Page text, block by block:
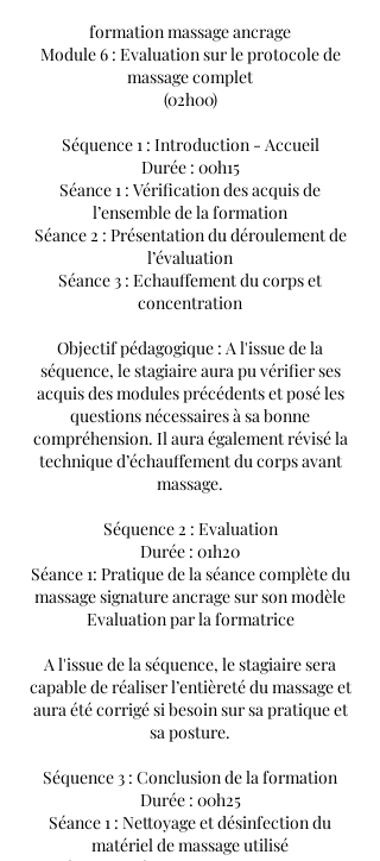
formation massage ancrage
Module 6 : Evaluation sur le protocole de
massage complet
(02h00)
Séquence 1 : Introduction - Accueil
Durée : 00h15
Séance 1 : Vérification des acquis de
l’ensemble de la formation
Séance 2 : Présentation du déroulement de
l’évaluation
Séance 3 : Echauffement du corps et
concentration
Objectif pédagogique : A l'issue de la
séquence, le stagiaire aura pu vérifier ses
acquis des modules précédents et posé les
questions nécessaires à sa bonne
compréhension. Il aura également révisé la
technique d’échauffement du corps avant
massage.
Séquence 2 : Evaluation
Durée : 01h20
Séance 1: Pratique de la séance complète du
massage signature ancrage sur son modèle
Evaluation par la formatrice
A l'issue de la séquence, le stagiaire sera
capable de réaliser l’entièreté du massage et
aura été corrigé si besoin sur sa pratique et
sa posture.
Séquence 3 : Conclusion de la formation
Durée : 00h25
Séance 1 : Nettoyage et désinfection du
matériel de massage utilisé